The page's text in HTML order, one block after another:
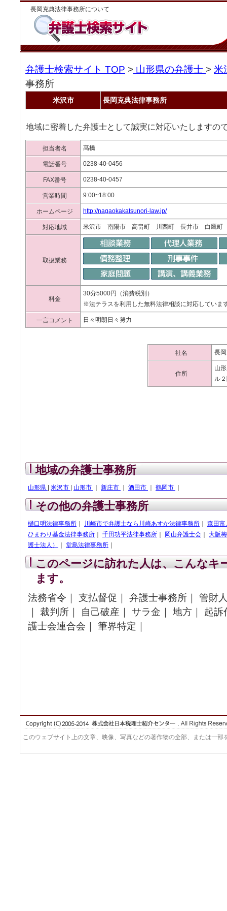
長岡克典法律事務所について
弁護士検索サイト TOP > 山形県の弁護士 > 米
事務所
米沢市 長岡克典法律事務所
地域に密着した弁護士として誠実に対応いたしますの
担当者名 髙橋
電話番号 0238-40-0456
FAX番号 0238-40-0457
営業時間 9:00~18:00
ホームページ http://nagaokakatsunori-law.jp/
対応地域 米沢市 南陽市 高畠町 川西町 長井市 白鷹
取扱業務
料金
30分5000円（消費税別）
※法テラスを利用した無料法律相談に対応していま
一言コメント 日々明朗日々努力
社名 長
住所
山
ル
地域の弁護士事務所
山形県 米沢市 山形市 新庄市 酒田市 鶴岡市
その他の弁護士事務所
樋口明法律事務所 川崎市で弁護士なら川崎あすか法律事務所
森田富
ひまわり基金法律事務所
千田功平法律事務所 岡山弁護士会
大阪
護士法人）
堂島法律事務所
このページに訪れた人は、こんなキ
ます。
法務省令｜ 支払督促｜ 弁護士事務所｜ 管財
｜ 裁判所｜ 自己破産｜ サラ金｜ 地方｜ 起
護士会連合会｜ 筆界特定｜
このウェブサイト上の文章、映像、写真などの著作物の全部、または一